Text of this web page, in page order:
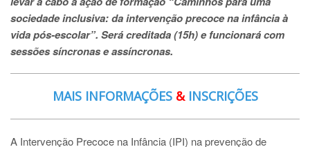
sociedade inclusiva: da intervenção precoce na infância à
vida pós-escolar”. Será creditada (15h) e funcionará com
sessões síncronas e assíncronas.
MAIS INFORMAÇÕES & INSCRIÇÕES
A Intervenção Precoce na Infância (IPI) na prevenção de